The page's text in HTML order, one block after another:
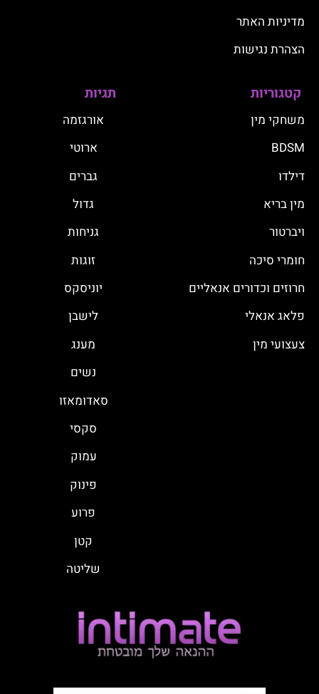
מדיניות האתר
הצהרת נגישות
קטגוריות
משחקי מין
BDSM
דילדו
מין בריא
ויברטור
חומרי סיכה
חרוזים וכדורים אנאליים
פלאג אנאלי
צעצועי מין
תגיות
אורגזמה
ארוטי
גברים
גדול
גניחות
זוגות
יוניסקס
לישבן
מענג
נשים
סאדומאזו
סקסי
עמוק
פינוק
פרוע
קטן
שליטה